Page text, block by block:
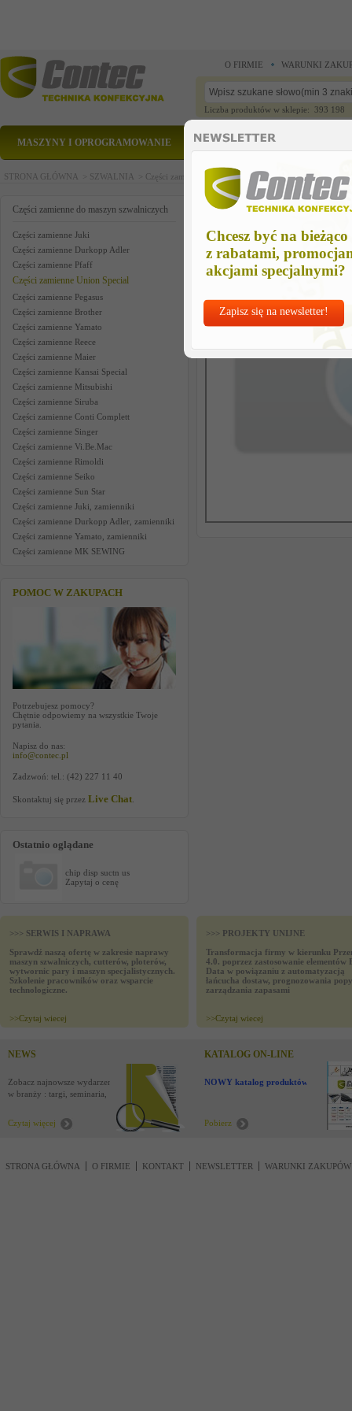
Chcesz być na bieżąco
z rabatami,
akcjami specjalnymi?
Zapisz się na newsletter!
O FIRMIE WARUNKI
Liczba produktów w sklepie: 393 198
MASZYNY I OPROGRAMOWANIE CZĘŚCI ZAMIENNE
STRONA GŁÓWNA > SZWALNIA > Części zamienne do maszyn szwalniczych >Części
Części zamienne do maszyn szwalniczych
Części zamienne Juki
Części zamienne Durkopp Adler
Części zamienne Pfaff
Części zamienne Union Special
Części zamienne Pegasus
Części zamienne Brother
Części zamienne Yamato
Części zamienne Reece
Części zamienne Maier
Części zamienne Kansai Special
Części zamienne Mitsubishi
Części zamienne Siruba
Części zamienne Conti Complett
Części zamienne Singer
Części zamienne Vi.Be.Mac
Części zamienne Rimoldi
Części zamienne Seiko
Części zamienne Sun Star
Części zamienne Juki, zamienniki
Części zamienne Durkopp Adler, zamienniki
Części zamienne Yamato, zamienniki
Części zamienne MK SEWING
POMOC W ZAKUPACH
Potrzebujesz pomocy?
Chętnie odpowiemy na wszystkie Twoje
pytania.
Napisz do nas:
info@contec.pl
Zadzwoń: tel.: (42) 227 11 40
Skontaktuj się przez Live Chat
Ostatnio oglądane
chip disp suctn us
Zapytaj o cenę
chip disp suctn us
>>> SERWIS I NAPRAWA
Sprawdź naszą ofertę w zakresie naprawy
maszyn szwalniczych, cutterów, ploterów,
wytwornic pary i maszyn specjalistycznych.
Szkolenie pracowników oraz wsparcie
technologiczne.
>>Czytaj wiecej
>>> PROJEKTY UNIJNE
Transformacja firmy w kierunku
4.0. poprzez zastosowanie elementów
Data w powiązaniu z automatyzacją
łańcucha dostaw, prognozowania
zarządzania zapasami
>>Czytaj wiecej
NEWS
Zobacz najnowsze wydarzenia
w branży : targi, seminaria,
Czytaj więcej
KATALOG ON-LINE
NOWY katalog produktów !
Pobierz
STRONA GŁÓWNA O FIRMIE KONTAKT NEWSLETTER WARUNKI ZAKUPÓW